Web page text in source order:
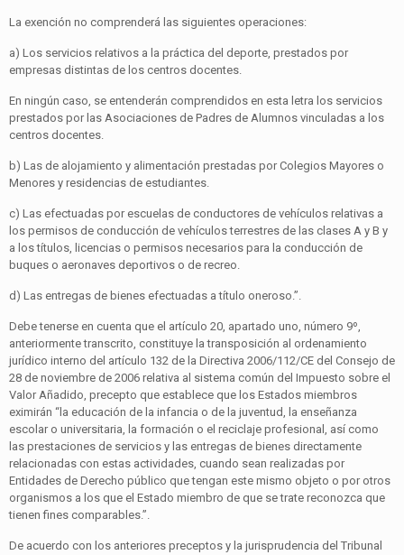
La exención no comprenderá las siguientes operaciones:
a) Los servicios relativos a la práctica del deporte, prestados por
empresas distintas de los centros docentes.
En ningún caso, se entenderán comprendidos en esta letra los servicios
prestados por las Asociaciones de Padres de Alumnos vinculadas a los
centros docentes.
b) Las de alojamiento y alimentación prestadas por Colegios Mayores o
Menores y residencias de estudiantes.
c) Las efectuadas por escuelas de conductores de vehículos relativas a
los permisos de conducción de vehículos terrestres de las clases A y B y
a los títulos, licencias o permisos necesarios para la conducción de
buques o aeronaves deportivos o de recreo.
d) Las entregas de bienes efectuadas a título oneroso.”.
Debe tenerse en cuenta que el artículo 20, apartado uno, número 9º,
anteriormente transcrito, constituye la transposición al ordenamiento
jurídico interno del artículo 132 de la Directiva 2006/112/CE del Consejo de
28 de noviembre de 2006 relativa al sistema común del Impuesto sobre el
Valor Añadido, precepto que establece que los Estados miembros
eximirán “la educación de la infancia o de la juventud, la enseñanza
escolar o universitaria, la formación o el reciclaje profesional, así como
las prestaciones de servicios y las entregas de bienes directamente
relacionadas con estas actividades, cuando sean realizadas por
Entidades de Derecho público que tengan este mismo objeto o por otros
organismos a los que el Estado miembro de que se trate reconozca que
tienen fines comparables.”.
De acuerdo con los anteriores preceptos y la jurisprudencia del Tribunal